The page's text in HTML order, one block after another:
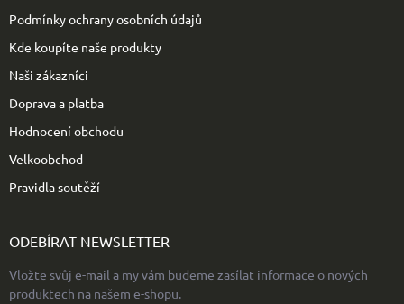
Podmínky ochrany osobních údajů
Kde koupíte naše produkty
Naši zákazníci
Doprava a platba
Hodnocení obchodu
Velkoobchod
Pravidla soutěží
ODEBÍRAT NEWSLETTER
Vložte svůj e-mail a my vám budeme zasílat informace o nových
produktech na našem e-shopu.